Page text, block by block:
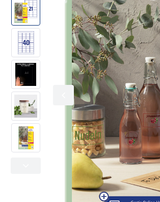
Kolorowe oznaczanie
Office & Home
Adresowe i wysyłkowe
Folie specjalistyczne